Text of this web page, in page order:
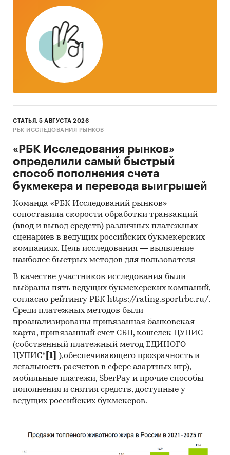
продукции (8 компаний) и иностранным
производителям импортируемой
продукции (51 компания)
По российским поставщикам
экспортируемой продукции (12 компаний) и
иностранным поставщикам импортной
По зарубежным компаниям-получателям
отечественным компаниям-получателям
По торговым маркам: 51 торговая марка
По таможенным терминалам, в которые
предоставляется ГТД: все терминалы
Актуальность данных:
Обзор содержит информацию за 12
календарных месяцев, заканчивая январем
При подготовке обзора использована
статистическая информация из следующих
источников:
Федеральная служба государственной
статистики РФ
Федеральная таможенная служба РФ
Таможенный союз ЕврАзЭС
Формат обзора:текстовые документы PDF
или MS Word
СТАТЬЯ, 5 АВГУСТА 2026
РБК ИССЛЕДОВАНИЯ РЫНКОВ
«РБК Исследования рынков»
определили самый быстрый
способ пополнения счета
букмекера и перевода выигрышей
Команда «РБК Исследований рынков»
сопоставила скорости обработки транзакций
(ввод и вывод средств) различных платежных
сценариев в ведущих российских букмекерских
компаниях. Цель исследования — выявление
наиболее быстрых методов для пользователя
В качестве участников исследования были
выбраны пять ведущих букмекерских компаний,
согласно рейтингу РБК https://rating.sportrbc.ru/.
Среди платежных методов были
проанализированы привязанная банковская
карта, привязанный счет СБП, кошелек ЦУПИС
(собственный платежный метод ЕДИНОГО
ЦУПИС* [1]
),обеспечивающего прозрачность и
легальность расчетов в сфере азартных игр),
мобильные платежи, SberPay и прочие способы
пополнения и снятия средств, доступные у
ведущих российских букмекеров.